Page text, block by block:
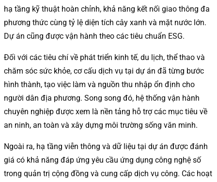
hạ tầng kỹ thuật hoàn chỉnh, khả năng kết nối giao thông đa
phương thức cùng tỷ lệ diện tích cây xanh và mặt nước lớn.
Dự án cũng được vận hành theo các tiêu chuẩn ESG.
Đối với các tiêu chí về phát triển kinh tế, du lịch, thể thao và
chăm sóc sức khỏe, cơ cấu dịch vụ tại dự án đã từng bước
hình thành, tạo việc làm và nguồn thu nhập ổn định cho
người dân địa phương. Song song đó, hệ thống vận hành
chuyên nghiệp được xem là nền tảng hỗ trợ các mục tiêu về
an ninh, an toàn và xây dựng môi trường sống văn minh.
Ngoài ra, hạ tầng viễn thông và dữ liệu tại dự án được đánh
giá có khả năng đáp ứng yêu cầu ứng dụng công nghệ số
trong quản trị cộng đồng và cung cấp dịch vụ công. Các hoạt